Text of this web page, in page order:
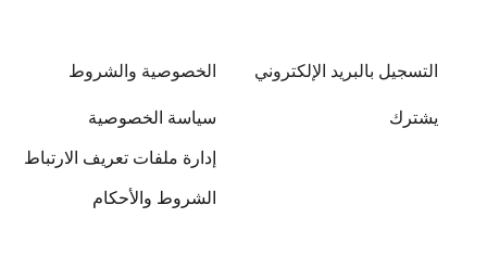
التسجيل بالبريد الإلكتروني
يشترك
الخصوصية والشروط
سياسة الخصوصية
إدارة ملفات تعريف الارتباط
الشروط والأحكام